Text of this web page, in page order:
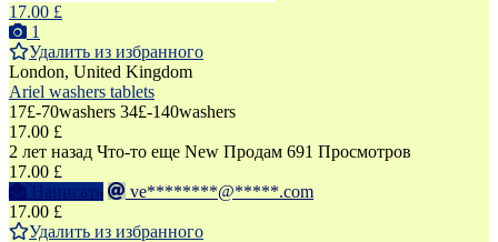
17.00 £
1
Удалить из избранного
London, United Kingdom
Ariel washers tablets
17£-70washers 34£-140washers
17.00 £
2 лет назад Что-то еще New Продам 691 Просмотров
17.00 £
Написать
ve********@*****.com
17.00 £
Удалить из избранного